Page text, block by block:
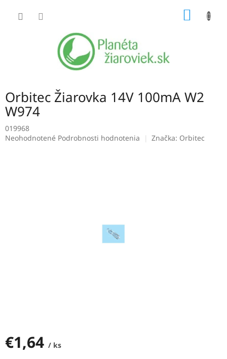
Orbitec Žiarovka 14V 100mA W2
W974
019968
Priemerné
Neohodnotené Podrobnosti hodnotenia Značka: Orbitec
€1,64 / ks